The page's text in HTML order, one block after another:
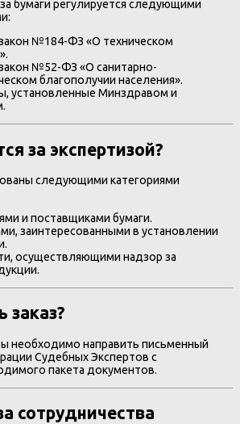
бумаги регулируется следующими
№184-ФЗ «О техническом
№52-ФЗ «О санитарно-
благополучии населения».
установленные Минздравом и
за экспертизой?
следующими категориями
и поставщиками бумаги.
заинтересованными в установлении
осуществляющими надзор за
заказ?
необходимо направить письменный
Судебных Экспертов с
пакета документов.
сотрудничества